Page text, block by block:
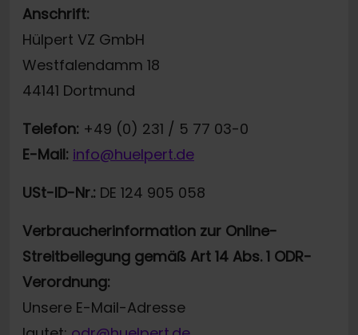
Anschrift:
Hülpert VZ GmbH
Westfalendamm 18
44141 Dortmund
Telefon: +49 (0) 231 / 5 77 03-0
E-Mail: info@huelpert.de
USt-ID-Nr.: DE 124 905 058
Verbraucherinformation zur Online-
Streitbeilegung gemäß Art 14 Abs. 1 ODR-
Verordnung:
Unsere E-Mail-Adresse